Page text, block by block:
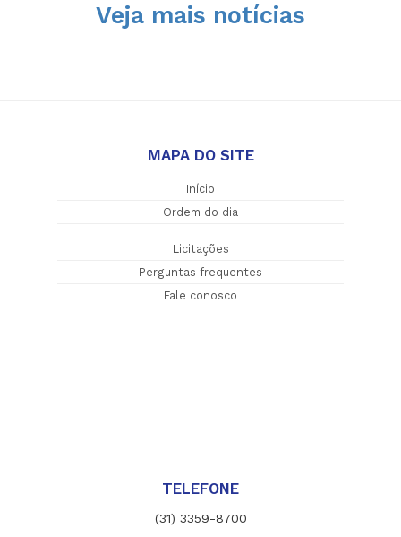
Veja mais notícias
MAPA DO SITE
Início
Ordem do dia
Licitações
Perguntas frequentes
Fale conosco
TELEFONE
(31) 3359-8700